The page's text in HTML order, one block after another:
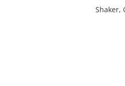
Shaker,